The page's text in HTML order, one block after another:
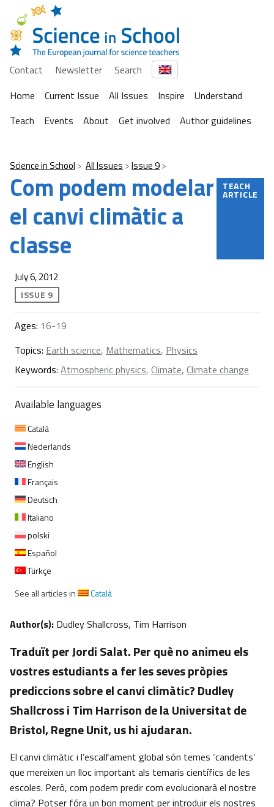
Contact Newsletter
Search
Home
Current Issue All Issues Inspire
Understand
Teach
Events About Get involved Author guidelines
Science in School All Issues Issue 9
Com podem modelar
el canvi climàtic a
classe
TEACH
ARTICLE
July 6, 2012
ISSUE 9
Ages: 16-19
Topics: Earth science, Mathematics, Physics
Keywords: Atmospheric physics, Climate, Climate change
Available languages
Català
Nederlands
English
Français
Deutsch
Italiano
polski
Español
Türkçe
See all articles in
Català
Author(s): Dudley Shallcross, Tim Harrison
Traduït per Jordi Salat. Per què no animeu els
vostres estudiants a fer les seves pròpies
prediccions sobre el canvi climàtic? Dudley
Shallcross i Tim Harrison de la Universitat de
Bristol, Regne Unit, us hi ajudaran.
El canvi climàtic i l’escalfament global són temes ‘candents’
que mereixen un lloc important als temaris científics de les
escoles. Però, com podem predir com evolucionarà el nostre
clima? Potser fóra un bon moment per introduir els nostres